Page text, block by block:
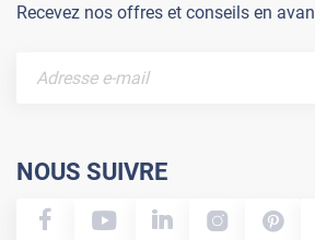
Recevez nos offres et conseils en
NOUS SUIVRE